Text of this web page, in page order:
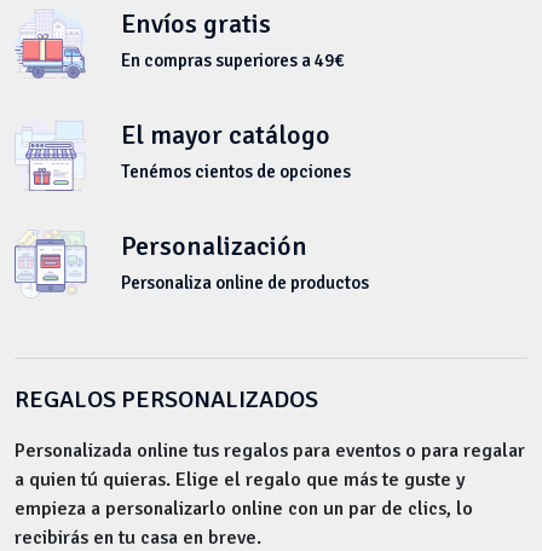
Envíos gratis
En compras superiores a 49€
El mayor catálogo
Tenémos cientos de opciones
Personalización
Personaliza online de productos
REGALOS PERSONALIZADOS
Personalizada online tus regalos para eventos o para regalar
a quien tú quieras. Elige el regalo que más te guste y
empieza a personalizarlo online con un par de clics, lo
recibirás en tu casa en breve.